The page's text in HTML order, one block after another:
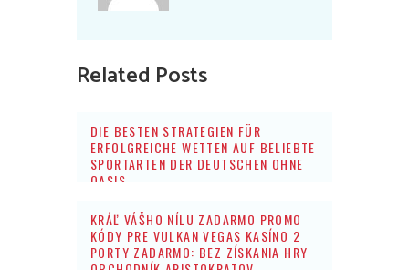
Related Posts
DIE BESTEN STRATEGIEN FÜR
ERFOLGREICHE WETTEN AUF BELIEBTE
SPORTARTEN DER DEUTSCHEN OHNE
OASIS
KRÁĽ VÁŠHO NÍLU ZADARMO PROMO
KÓDY PRE VULKAN VEGAS KASÍNO 2
PORTY ZADARMO: BEZ ZÍSKANIA HRY
OBCHODNÍK ARISTOKRATOV